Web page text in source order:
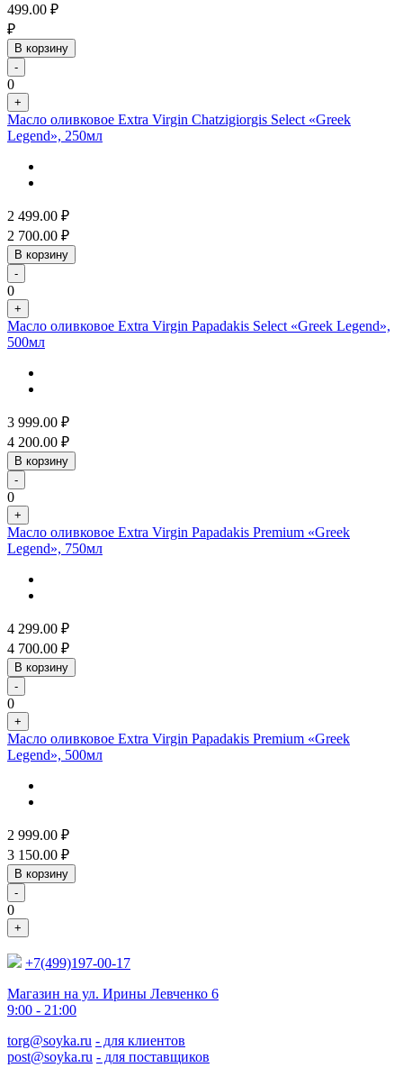
499.00 ₽
₽
В корзину
-
0
+
Масло оливковое Extra Virgin Chatzigiorgis Select «Greek
Legend», 250мл
2 499.00 ₽
2 700.00 ₽
В корзину
-
0
+
Масло оливковое Extra Virgin Papadakis Select «Greek Legend»,
500мл
3 999.00 ₽
4 200.00 ₽
В корзину
-
0
+
Масло оливковое Extra Virgin Papadakis Premium «Greek
Legend», 750мл
4 299.00 ₽
4 700.00 ₽
В корзину
-
0
+
Масло оливковое Extra Virgin Papadakis Premium «Greek
Legend», 500мл
2 999.00 ₽
3 150.00 ₽
В корзину
-
0
+
+7(499)197-00-17
Магазин на ул. Ирины Левченко 6
9:00 - 21:00
torg@soyka.ru - для клиентов
post@soyka.ru - для поставщиков